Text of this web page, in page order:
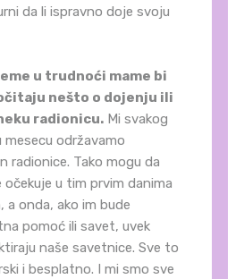
da li ispravno doje svoju
u trudnoći mame bi
nešto o dojenju ili
radionicu. Mi svakog
mesecu održavamo
radionice. Tako mogu da
u tim prvim danima
a onda, ako im bude
pomoć ili savet, uvek
naše savetnice. Sve to
i besplatno. I mi smo sve